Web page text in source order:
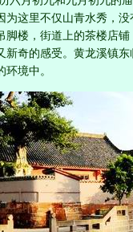
这里不仅山青水秀，
楼，街道上的茶楼店
新奇的感受。黄龙溪镇
境中。